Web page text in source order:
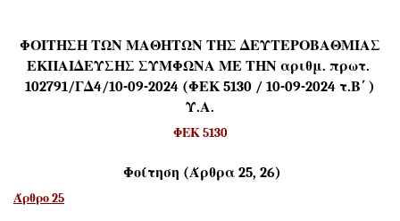
ΦΟΙΤΗΣΗ ΤΩΝ ΜΑΘΗΤΩΝ ΤΗΣ ΔΕΥΤΕΡΟΒΑΘΜΙΑΣ
ΕΚΠΑΙΔΕΥΣΗΣ ΣΥΜΦΩΝΑ ΜΕ ΤΗΝ αριθμ. πρωτ.
102791/ΓΔ4/10-09-2024 (ΦΕΚ 5130 / 10-09-2024 τ.Β΄ )
Υ.Α.
ΦΕΚ 5130
Φοίτηση (Άρθρα 25, 26)
Άρθρο 25